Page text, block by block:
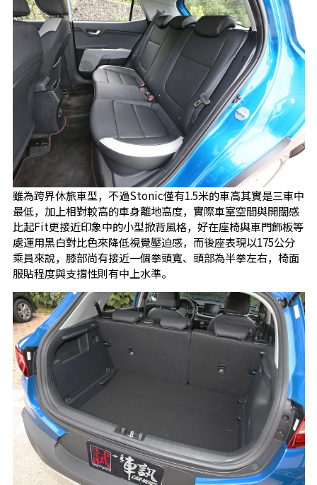
雖為跨界休旅車型，不過Stonic僅有1.5米的車高其實是三車中
最低，加上相對較高的車身離地高度，實際車室空間與開闊感
比起Fit更接近印象中的小型掀背風格，好在座椅與車門飾板等
處運用黑白對比色來降低視覺壓迫感，而後座表現以175公分
乘員來說，膝部尚有接近一個拳頭寬、頭部為半拳左右，椅面
服貼程度與支撐性則有中上水準。